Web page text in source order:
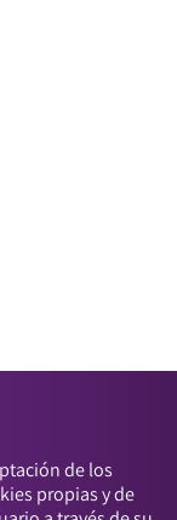
de los
propias y de